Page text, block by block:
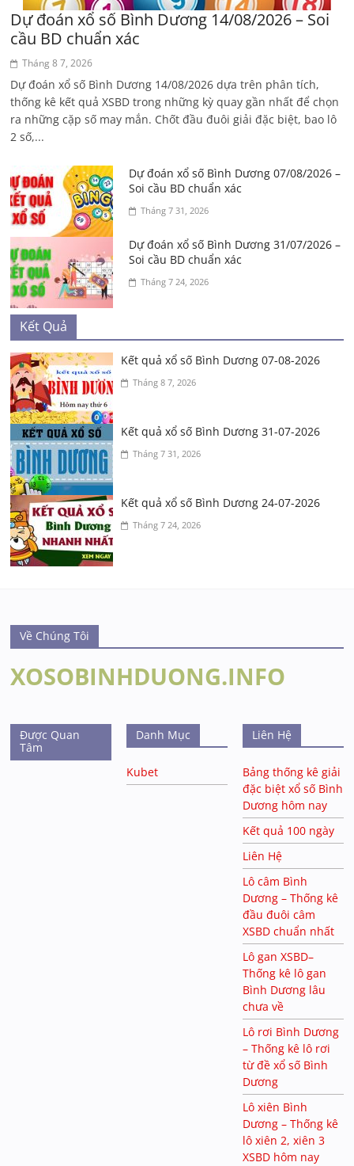
Dự đoán xổ số Bình Dương 14/08/2026 – Soi
cầu BD chuẩn xác
Tháng 8 7, 2026
Dự đoán xổ số Bình Dương 14/08/2026 dựa trên phân tích,
thống kê kết quả XSBD trong những kỳ quay gần nhất để chọn
ra những cặp số may mắn. Chốt đầu đuôi giải đặc biệt, bao lô
2 số,...
Dự đoán xổ số Bình Dương 07/08/2026 –
Soi cầu BD chuẩn xác
Tháng 7 31, 2026
Dự đoán xổ số Bình Dương 31/07/2026 –
Soi cầu BD chuẩn xác
Tháng 7 24, 2026
Kết Quả
Kết quả xổ số Bình Dương 07-08-2026
Tháng 8 7, 2026
Kết quả xổ số Bình Dương 31-07-2026
Tháng 7 31, 2026
Kết quả xổ số Bình Dương 24-07-2026
Tháng 7 24, 2026
Về Chúng Tôi
XOSOBINHDUONG.INFO
Được Quan
Tâm
Danh Mục
Kubet
Liên Hệ
Bảng thống kê giải
đặc biệt xổ số Bình
Dương hôm nay
Kết quả 100 ngày
Liên Hệ
Lô câm Bình
Dương – Thống kê
đầu đuôi câm
XSBD chuẩn nhất
Lô gan XSBD–
Thống kê lô gan
Bình Dương lâu
chưa về
Lô rơi Bình Dương
– Thống kê lô rơi
từ đề xổ số Bình
Dương
Lô xiên Bình
Dương – Thống kê
lô xiên 2, xiên 3
XSBD hôm nay